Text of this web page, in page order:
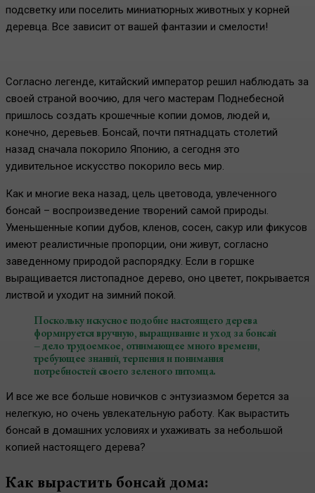
подсветку или поселить миниатюрных животных у корней
деревца. Все зависит от вашей фантазии и смелости!
Согласно легенде, китайский император решил наблюдать за
своей страной воочию, для чего мастерам Поднебесной
пришлось создать крошечные копии домов, людей и,
конечно, деревьев. Бонсай, почти пятнадцать столетий
назад сначала покорило Японию, а сегодня это
удивительное искусство покорило весь мир.
Как и многие века назад, цель цветовода, увлеченного
бонсай – воспроизведение творений самой природы.
Уменьшенные копии дубов, кленов, сосен, сакур или фикусов
имеют реалистичные пропорции, они живут, согласно
заведенному природой распорядку. Если в горшке
выращивается листопадное дерево, оно цветет, покрывается
листвой и уходит на зимний покой.
Поскольку искусное подобие настоящего дерева
формируется вручную, выращивание и уход за бонсай
– дело трудоемкое, отнимающее много времени,
требующее знаний, терпения и понимания
потребностей своего зеленого питомца.
И все же все больше новичков с энтузиазмом берется за
нелегкую, но очень увлекательную работу. Как вырастить
бонсай в домашних условиях и ухаживать за небольшой
копией настоящего дерева?
Как вырастить бонсай дома: